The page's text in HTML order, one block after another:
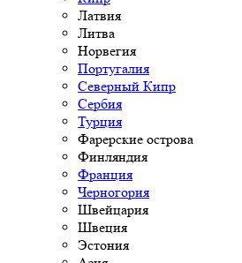
Латвия
Литва
Норвегия
Португалия
Северный Кипр
Сербия
Турция
Фарерские острова
Финляндия
Франция
Черногория
Швейцария
Швеция
Эстония